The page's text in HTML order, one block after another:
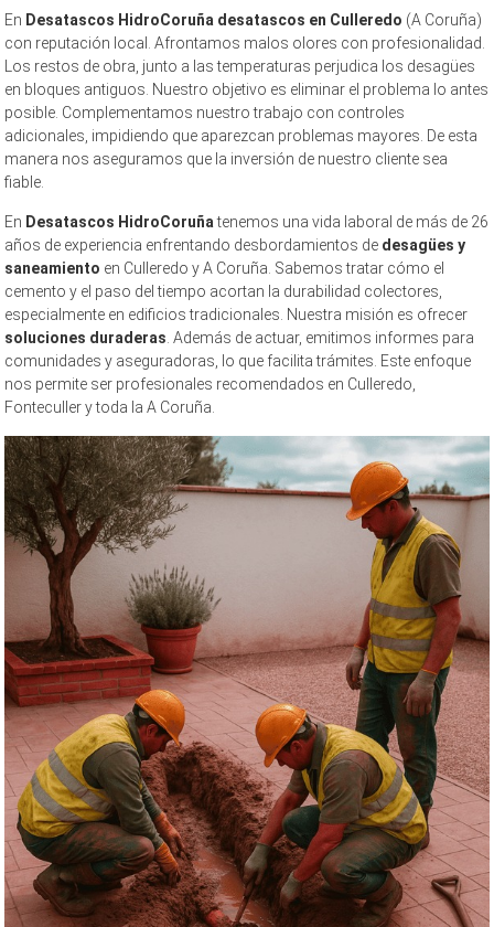
En Desatascos HidroCoruña desatascos en Culleredo (A Coruña)
con reputación local. Afrontamos malos olores con profesionalidad.
Los restos de obra, junto a las temperaturas perjudica los desagües
en bloques antiguos. Nuestro objetivo es eliminar el problema lo antes
posible. Complementamos nuestro trabajo con controles
adicionales, impidiendo que aparezcan problemas mayores. De esta
manera nos aseguramos que la inversión de nuestro cliente sea
fiable.
En Desatascos HidroCoruñatenemos una vida laboral de más de 26
años de experiencia enfrentando desbordamientos de desagües y
saneamiento en Culleredo y A Coruña. Sabemos tratar cómo el
cemento y el paso del tiempo acortan la durabilidad colectores,
especialmente en edificios tradicionales. Nuestra misión es ofrecer
soluciones duraderas. Además de actuar, emitimos informes para
comunidades y aseguradoras, lo que facilita trámites. Este enfoque
nos permite ser profesionales recomendados en Culleredo,
Fonteculler y toda la A Coruña.